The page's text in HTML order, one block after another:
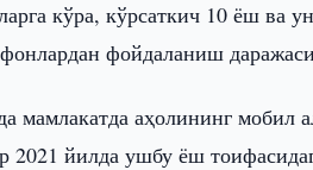
кўра, кўрсаткич 10 ёш ва
фойдаланиш
мамлакатда аҳолининг мобил
2021 йилда ушбу ёш